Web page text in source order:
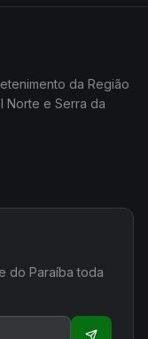
da Região
Norte e Serra da
do Paraíba toda